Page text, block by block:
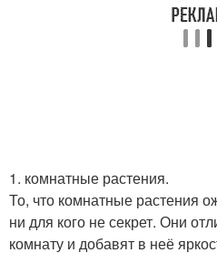
1. комнатные растения.
То, что комнатные растения
ни для кого не секрет. Они
комнату и добавят в неё